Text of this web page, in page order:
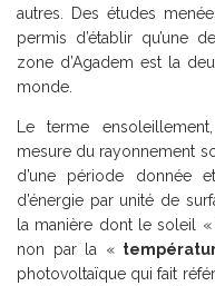
autres. Des études
permis d’établir qu’une
zone d’Agadem est la
monde.
Le terme
mesure du rayonnement
d’une période donnée
d’énergie par unité de
la manière dont le soleil «
non par la «
photovoltaïque qui fait